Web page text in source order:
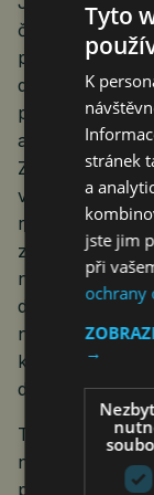
českého
předpoklady
dodavatele
projektu je také
až 25 procent
Zedníka, člena
v této fázi
rozdělit do
zvolit jinou
nyní dala
definovat
například ve
k dispozici
Tento postup je
naprosto běžný
případů se EPC
Tyto
K
stránek
a
jste jim
při
ochrany
→